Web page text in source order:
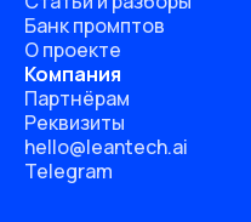
Банк промптов
О проекте
Компания
Партнёрам
Реквизиты
hello@leantech.ai
Telegram